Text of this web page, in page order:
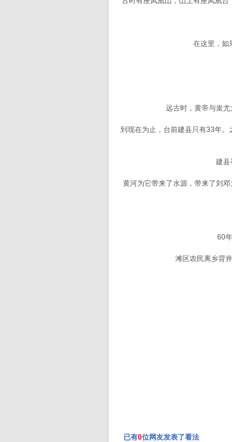
在这里，如
远古时，黄帝与蚩尤
到现在为止，台前建县只有33年
建县
黄河为它带来了水源，带来了刘
60
滩区农民离乡背
已有0位网友发表了看法